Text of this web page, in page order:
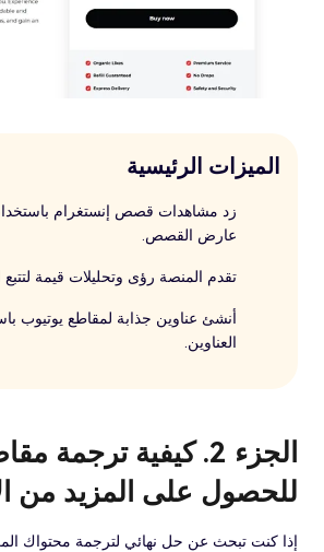
الميزات الرئيسية
زد مشاهدات قصص إنستغرام
عارض القصص.
تقدم المنصة رؤى وتحليلات قيمة لتتبع
أنشئ عناوين جذابة لمقاطع يوتيوب
العناوين.
الجزء 2. كيفية ترجمة
للحصول على المزيد من
إذا كنت تبحث عن حل نهائي لترجمة محتواك